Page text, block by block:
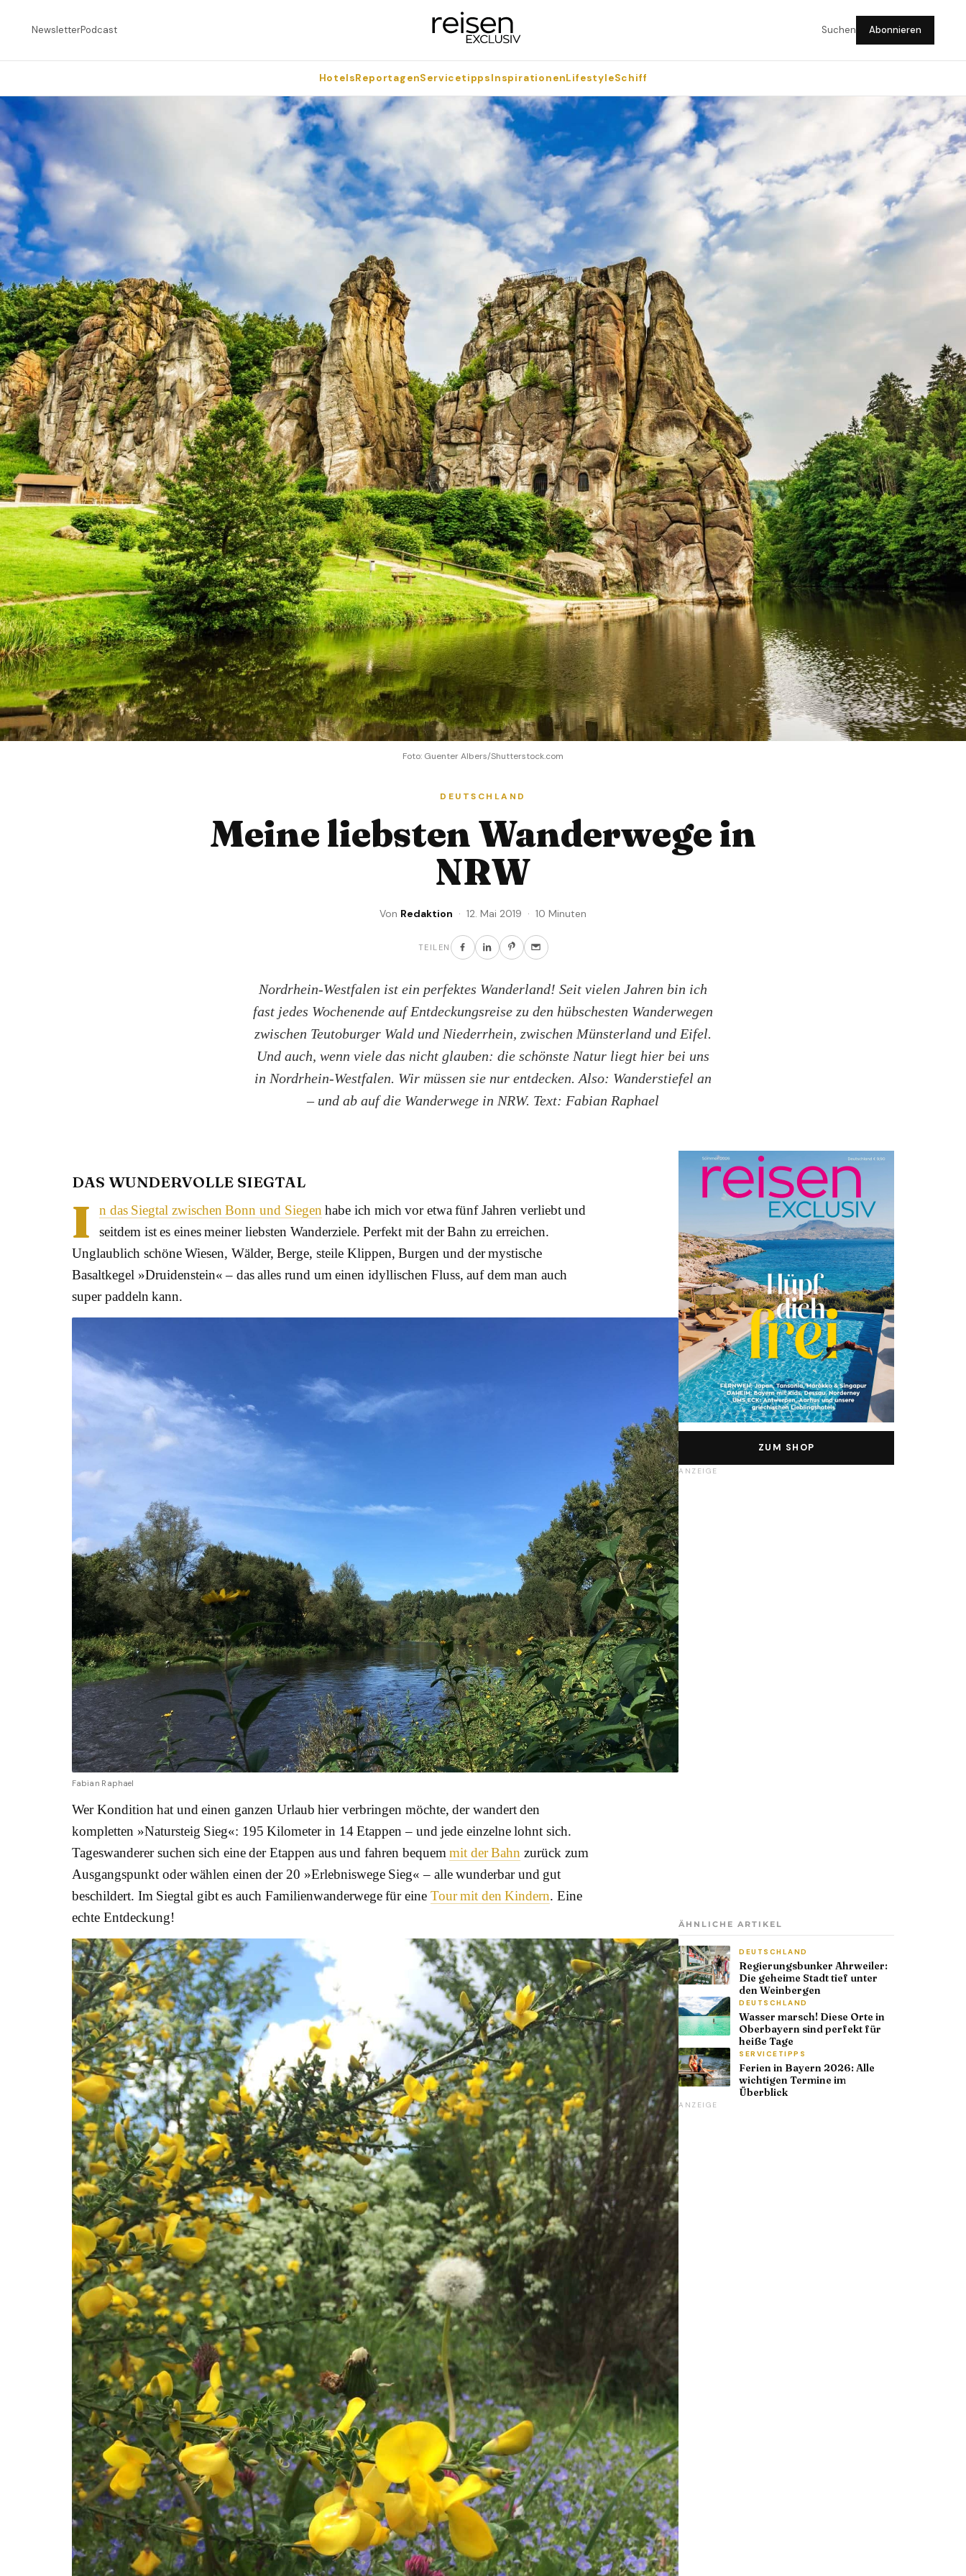
NewsletterPodcast Suchen Abonnieren
HotelsReportagenServicetippsInspirationenLifestyleSchiff
Foto: Guenter Albers/Shutterstock.com
DEUTSCHLAND
Meine liebsten Wanderwege in
NRW
Von Redaktion · 12. Mai 2019 · 10 Minuten
TEILEN
Nordrhein-Westfalen ist ein perfektes Wanderland! Seit vielen Jahren bin ich
fast jedes Wochenende auf Entdeckungsreise zu den hübschesten Wanderwegen
zwischen Teutoburger Wald und Niederrhein, zwischen Münsterland und Eifel.
Und auch, wenn viele das nicht glauben: die schönste Natur liegt hier bei uns
in Nordrhein-Westfalen. Wir müssen sie nur entdecken. Also: Wanderstiefel an
– und ab auf die Wanderwege in NRW. Text: Fabian Raphael
DAS WUNDERVOLLE SIEGTAL
I n das Siegtal zwischen Bonn und Siegen habe ich mich vor etwa fünf Jahren verliebt und
seitdem ist es eines meiner liebsten Wanderziele. Perfekt mit der Bahn zu erreichen.
Unglaublich schöne Wiesen, Wälder, Berge, steile Klippen, Burgen und der mystische
Basaltkegel »Druidenstein« – das alles rund um einen idyllischen Fluss, auf dem man auch
super paddeln kann.
Fabian Raphael
Wer Kondition hat und einen ganzen Urlaub hier verbringen möchte, der wandert den
kompletten »Natursteig Sieg«: 195 Kilometer in 14 Etappen – und jede einzelne lohnt sich.
Tageswanderer suchen sich eine der Etappen aus und fahren bequemmit der Bahn zurück zum
Ausgangspunkt oder wählen einen der 20 »Erlebniswege Sieg« – alle wunderbar und gut
beschildert. Im Siegtal gibt es auch Familienwanderwege für eine Tour mit den Kindern. Eine
echte Entdeckung!
ZUM SHOP
ANZEIGE
ÄHNLICHE ARTIKEL
DEUTSCHLAND
Regierungsbunker Ahrweiler:
Die geheime Stadt tief unter
den Weinbergen
DEUTSCHLAND
Wasser marsch! Diese Orte in
Oberbayern sind perfekt für
heiße Tage
SERVICETIPPS
Ferien in Bayern 2026: Alle
wichtigen Termine im
Überblick
ANZEIGE